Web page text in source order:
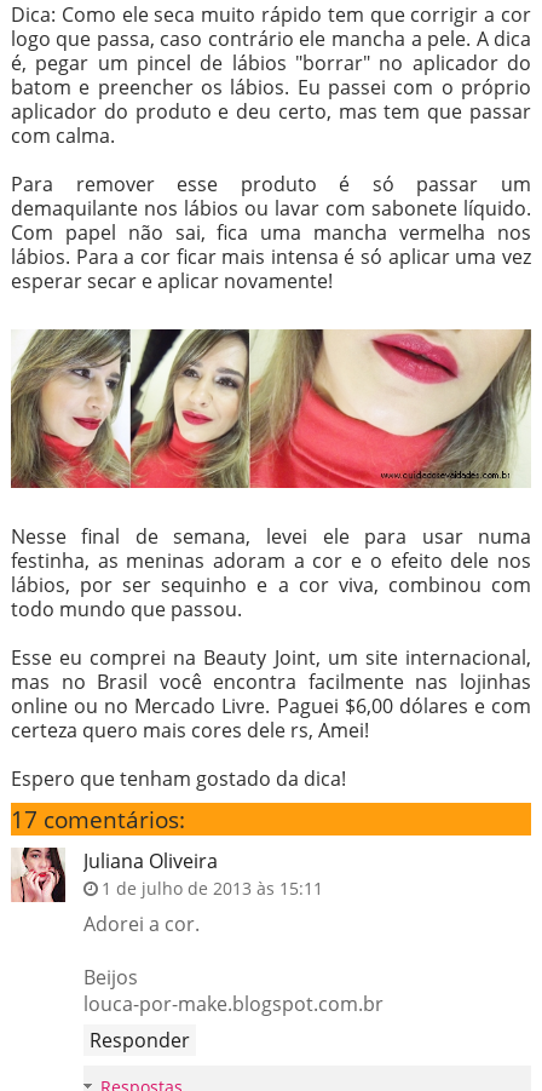
Dica: Como ele seca muito rápido tem que corrigir a cor
logo que passa, caso contrário ele mancha a pele. A dica
é, pegar um pincel de lábios "borrar" no aplicador do
batom e preencher os lábios. Eu passei com o próprio
aplicador do produto e deu certo, mas tem que passar
com calma.
Para remover esse produto é só passar um
demaquilante nos lábios ou lavar com sabonete líquido.
Com papel não sai, fica uma mancha vermelha nos
lábios. Para a cor ficar mais intensa é só aplicar uma vez
esperar secar e aplicar novamente!
Nesse final de semana, levei ele para usar numa
festinha, as meninas adoram a cor e o efeito dele nos
lábios, por ser sequinho e a cor viva, combinou com
todo mundo que passou.
Esse eu comprei na Beauty Joint, um site internacional,
mas no Brasil você encontra facilmente nas lojinhas
online ou no Mercado Livre. Paguei $6,00 dólares e com
certeza quero mais cores dele rs, Amei!
Espero que tenham gostado da dica!
17 comentários:
Juliana Oliveira
1 de julho de 2013 às 15:11
Adorei a cor.
Beijos
louca-por-make.blogspot.com.br
Responder